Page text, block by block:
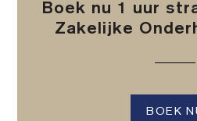
Boek nu 1 uur
Zakelijke
BOEK